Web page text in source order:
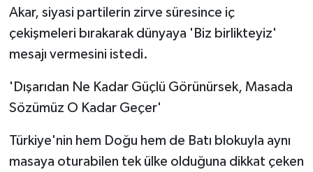
Akar, siyasi partilerin zirve süresince iç
çekişmeleri bırakarak dünyaya 'Biz birlikteyiz'
mesajı vermesini istedi.
'Dışarıdan Ne Kadar Güçlü Görünürsek, Masada
Sözümüz O Kadar Geçer'
Türkiye'nin hem Doğu hem de Batı blokuyla aynı
masaya oturabilen tek ülke olduğuna dikkat çeken